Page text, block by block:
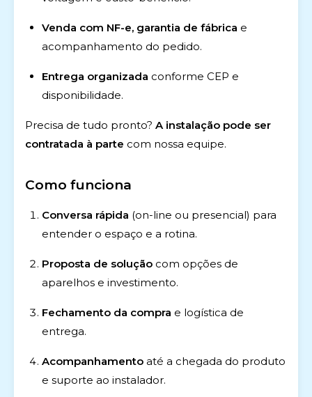
Venda com NF-e, garantia de fábrica e
acompanhamento do pedido.
Entrega organizada conforme CEP e
disponibilidade.
Precisa de tudo pronto? A instalação pode ser
contratada à parte com nossa equipe.
Como funciona
Conversa rápida (on-line ou presencial) para
entender o espaço e a rotina.
Proposta de solução com opções de
aparelhos e investimento.
Fechamento da compra e logística de
entrega.
Acompanhamento até a chegada do produto
e suporte ao instalador.